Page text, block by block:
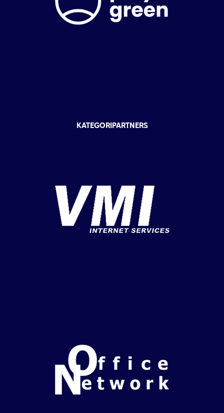
KATEGORIPARTNERS